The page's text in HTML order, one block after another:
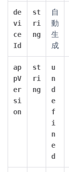
de
vi
ce
Id
st
ri
ng
自
動
生
成
ap
pV
er
si
on
st
ri
ng
u
n
d
e
f
i
n
e
d